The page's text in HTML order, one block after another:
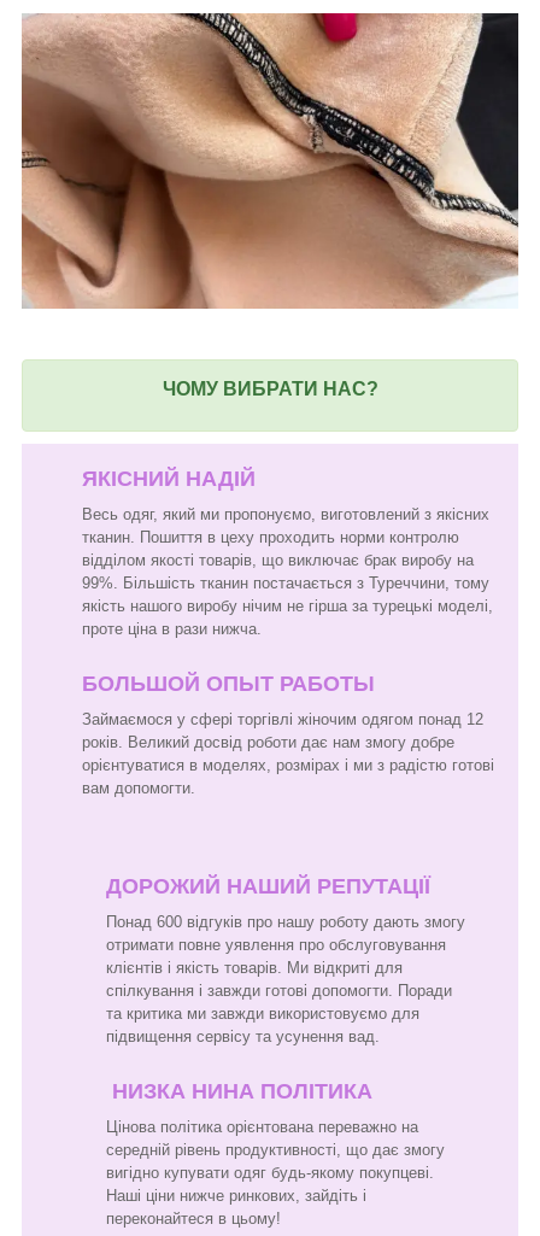
ЧОМУ ВИБРАТИ НАС?
ЯКІСНИЙ НАДІЙ
Весь одяг, який ми пропонуємо, виготовлений з якісних
тканин. Пошиття в цеху проходить норми контролю
відділом якості товарів, що виключає брак виробу на
99%. Більшість тканин постачається з Туреччини, тому
якість нашого виробу нічим не гірша за турецькі моделі,
проте ціна в рази нижча.
БОЛЬШОЙ ОПЫТ РАБОТЫ
Займаємося у сфері торгівлі жіночим одягом понад 12
років. Великий досвід роботи дає нам змогу добре
орієнтуватися в моделях, розмірах і ми з радістю готові
вам допомогти.
ДОРОЖИЙ НАШИЙ РЕПУТАЦІЇ
Понад 600 відгуків про нашу роботу дають змогу
отримати повне уявлення про обслуговування
клієнтів і якість товарів. Ми відкриті для
спілкування і завжди готові допомогти. Поради
та критика ми завжди використовуємо для
підвищення сервісу та усунення вад.
НИЗКА НИНА ПОЛІТИКА
Цінова політика орієнтована переважно на
середній рівень продуктивності, що дає змогу
вигідно купувати одяг будь-якому покупцеві.
Наші ціни нижче ринкових, зайдіть і
переконайтеся в цьому!